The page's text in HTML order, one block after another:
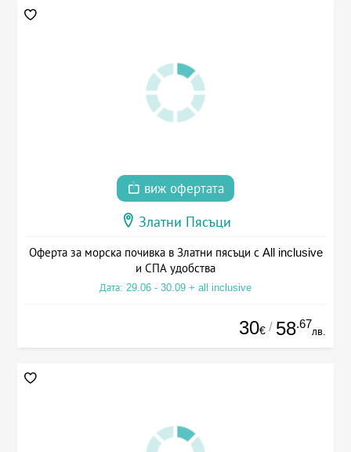
виж офертата
Златни Пясъци
Оферта за морска почивка в Златни пясъци с All inclusive
и СПА удобства
Дата: 29.06 - 30.09 + all inclusive
30€ / 58.67
лв.